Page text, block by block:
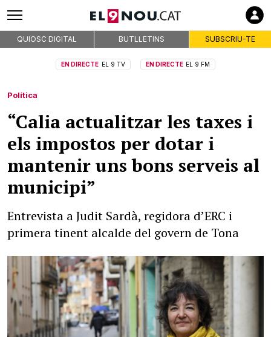
QUIOSC DIGITAL BUTLLETINS SUBSCRIU-TE
EN DIRECTE EL 9 TV EN DIRECTE EL 9 FM
Política
“Calia actualitzar les taxes i
els impostos per dotar i
mantenir uns bons serveis al
municipi”
Entrevista a Judit Sardà, regidora d’ERC i
primera tinent alcalde del govern de Tona